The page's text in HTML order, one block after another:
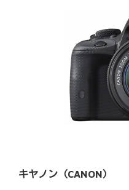
キヤノン（CANON）